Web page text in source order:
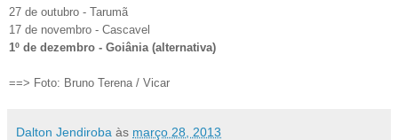
27 de outubro - Tarumã
17 de novembro - Cascavel
1º de dezembro - Goiânia (alternativa)
==> Foto: Bruno Terena / Vicar
Dalton Jendiroba às março 28, 2013